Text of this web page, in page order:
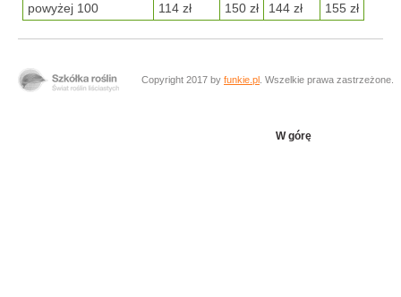
powyżej 100
114 zł 150 zł 144 zł 155 zł
Copyright 2017 by funkie.pl . Wszelkie prawa zastrzeżone.
W górę